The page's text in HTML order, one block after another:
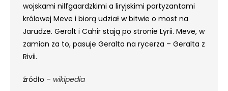
wojskami nilfgaardzkimi a liryjskimi partyzantami
królowej Meve i biorą udział w bitwie o most na
Jarudze. Geralt i Cahir stają po stronie Lyrii. Meve, w
zamian za to, pasuje Geralta na rycerza – Geralta z
Rivii.
źródło – wikipedia